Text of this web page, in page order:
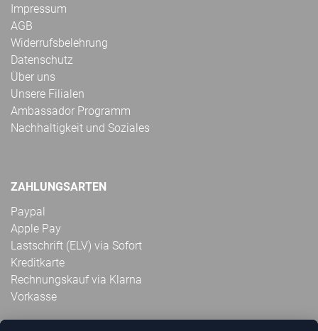
Impressum
AGB
Widerrufsbelehrung
Datenschutz
Über uns
Unsere Filialen
Ambassador Programm
Nachhaltigkeit und Soziales
ZAHLUNGSARTEN
Paypal
Apple Pay
Lastschrift (ELV) via Sofort
Kreditkarte
Rechnungskauf via Klarna
Vorkasse